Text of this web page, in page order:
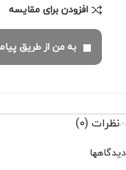
افزودن برای مقایسه
به من از طریق
نظرات (0)
دیدگاهها